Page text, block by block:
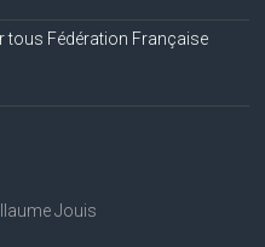
Fédération Française
Jouis